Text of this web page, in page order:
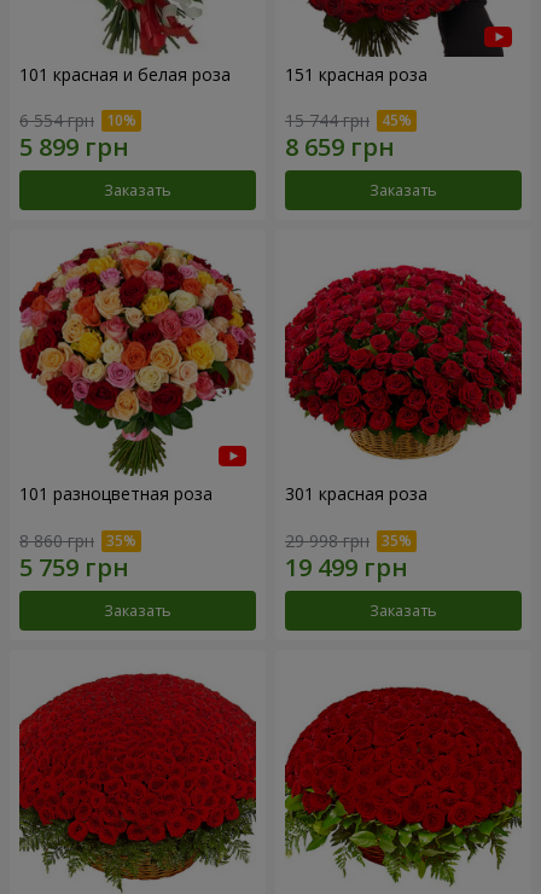
101 красная и белая роза
6 554 грн
Заказать
151 красная роза
15 744 грн
Заказать
101 разноцветная роза
8 860 грн
Заказать
301 красная роза
29 998 грн
Заказать